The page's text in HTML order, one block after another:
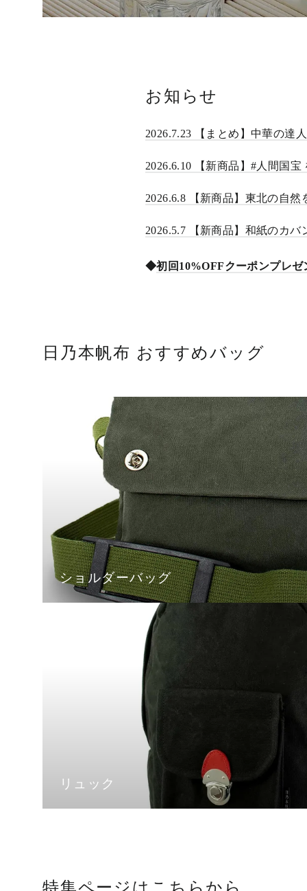
お知らせ
2026.7.23 【まとめ】中華の達
2026.6.10 【新商品】#人間国
2026.6.8 【新商品】東北の自
2026.5.7 【新商品】和紙のカ
◆初回10%OFFクーポンプレ
日乃本帆布 おすすめバッグ
ショルダーバッグ
リュック
特集ページはこちらから